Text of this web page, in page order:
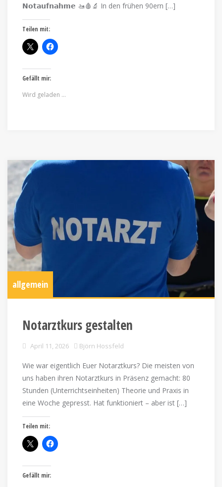
𝗡𝗼𝘁𝗮𝘂𝗳𝗻𝗮𝗵𝗺𝗲 🚤🩸🔬 In den frühen 90ern […]
Teilen mit:
Gefällt mir:
Wird geladen …
allgemein
Notarztkurs gestalten
April 11, 2026 Björn Hossfeld
Wie war eigentlich Euer Notarztkurs? Die meisten von
uns haben ihren Notarztkurs in Präsenz gemacht: 80
Stunden (Unterrichtseinheiten) Theorie und Praxis in
eine Woche gepresst. Hat funktioniert – aber ist […]
Teilen mit:
Gefällt mir: